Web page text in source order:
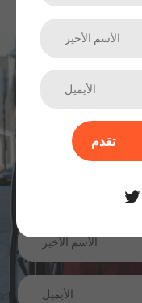
تقدم